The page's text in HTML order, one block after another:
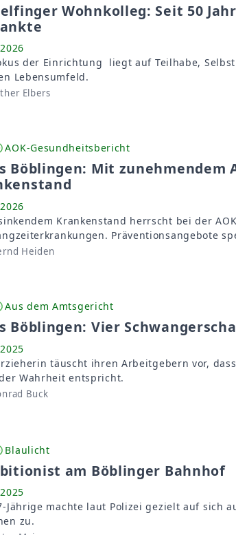
Wohnkolleg: Seit 50
der Einrichtung liegt auf Teilhabe,
Lebensumfeld.
Elbers
AOK-Gesundheitsbericht
Böblingen: Mit
Krankenstand herrscht bei der
Präventionsangebote
Heiden
Aus dem Amtsgericht
Böblingen: Vier
täuscht ihren Arbeitgebern vor,
Wahrheit entspricht.
Buck
Blaulicht
am Böblinger Bahnhof
Jährige machte laut Polizei gezielt auf sich
zu.